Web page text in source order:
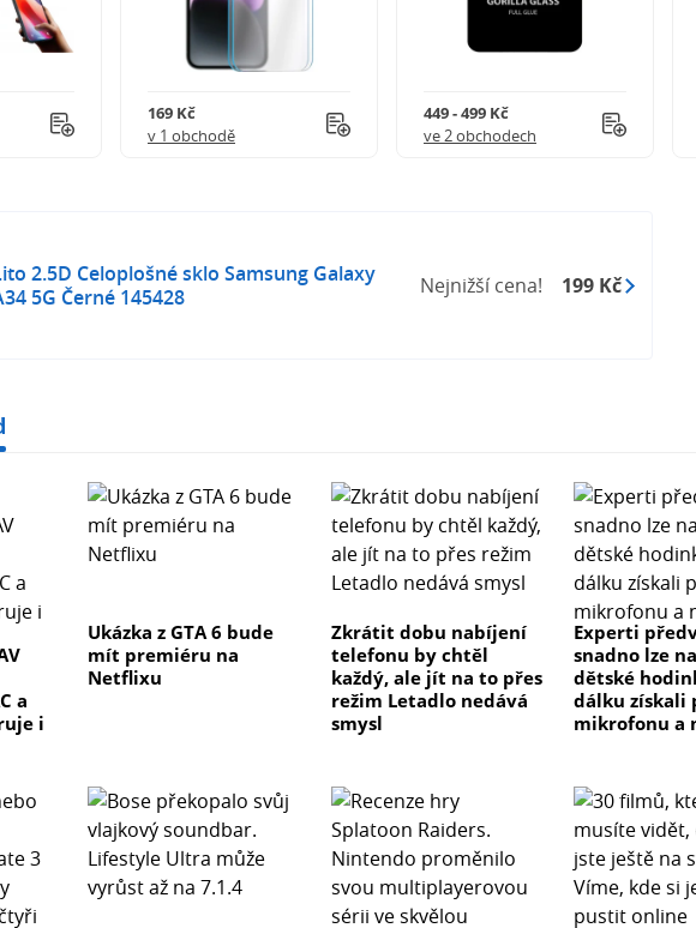
169 Kč
v 1 obchodě
449 - 499 Kč
ve 2 obchodech
2.5D Celoplošné sklo Samsung Galaxy
5G Černé 145428
Nejnižší cena! 199 Kč
a
i
Ukázka z GTA 6 bude
mít premiéru na
Netflixu
Zkrátit dobu nabíjení
telefonu by chtěl
každý, ale jít na to přes
režim Letadlo nedává
smysl
Experti
snadno lze
dětské
dálku získali
mikrofonu a